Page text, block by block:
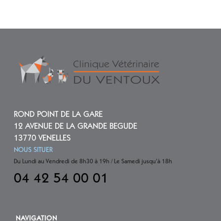
ROND POINT DE LA GARE
12 AVENUE DE LA GRANDE BEGUDE
13770 VENELLES
NOUS SITUER
Du Lundi au Vendredi de 8h30 à 19h / Le Samedi jusqu'à 18h
04 42 54 00 01
NAVIGATION